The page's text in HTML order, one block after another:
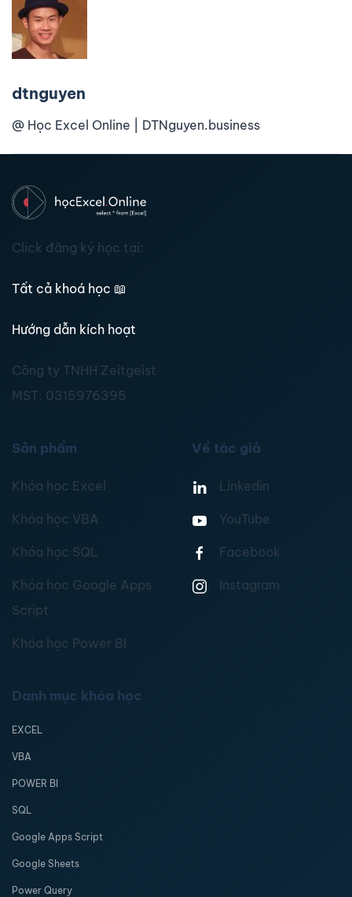
dtnguyen
@ Học Excel Online | DTNguyen.business
Click đăng ký học tại:
Tất cả khoá học 📖
Hướng dẫn kích hoạt
Công ty TNHH Zeitgeist
MST: 0315976395
Sản phẩm
Khóa học Excel
Khóa học VBA
Khóa học SQL
Khóa học Google Apps
Script
Khóa học Power BI
Về tác giả
Linkedin
YouTube
Facebook
Instagram
Danh mục khóa học
EXCEL
VBA
POWER BI
SQL
Google Apps Script
Google Sheets
Power Query